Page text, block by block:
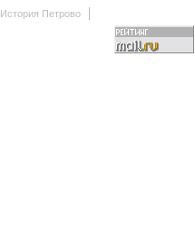
История Петрово